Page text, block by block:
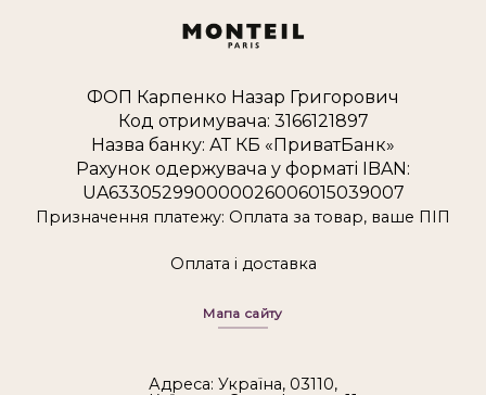
ФОП Карпенко Назар Григорович
Код отримувача: 3166121897
Назва банку: АТ КБ «ПриватБанк»
Рахунок одержувача у форматі IBAN:
UA633052990000026006015039007
Призначення платежу: Оплата за товар, ваше ПІП
Оплата і доставка
Мапа сайту
Адреса: Україна, 03110,